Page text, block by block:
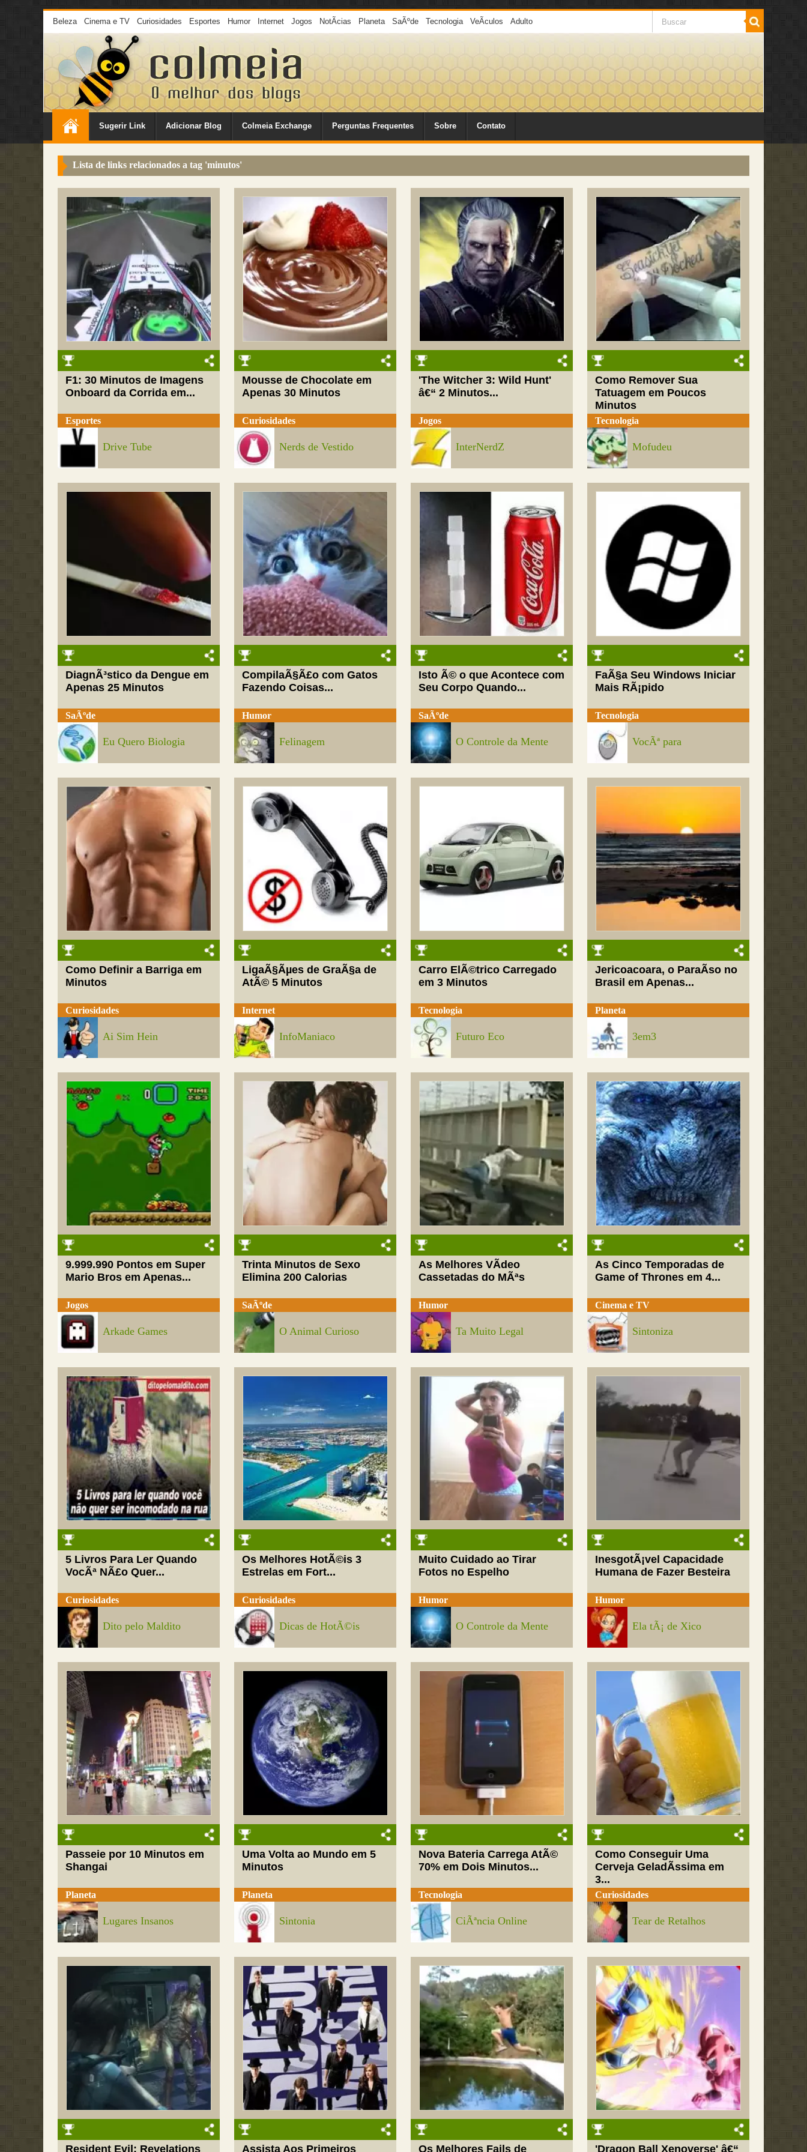
Beleza Cinema e TV Curiosidades Esportes Humor Internet Jogos NotÃ­cias Planeta SaÃºde Tecnologia VeÃ­culos Adulto
Sugerir Link Adicionar Blog Colmeia Exchange Perguntas Frequentes Sobre Contato
Lista de links relacionados a tag 'minutos'
F1: 30 Minutos de Imagens
Onboard da Corrida em...
Esportes
Drive Tube
Mousse de Chocolate em
Apenas 30 Minutos
Curiosidades
Nerds de Vestido
'The Witcher 3: Wild Hunt'
â€“ 2 Minutos...
Jogos
InterNerdZ
Como Remover Sua
Tatuagem em Poucos
Minutos
Tecnologia
Mofudeu
DiagnÃ³stico da Dengue em
Apenas 25 Minutos
SaÃºde
Eu Quero Biologia
CompilaÃ§Ã£o com Gatos
Fazendo Coisas...
Humor
Felinagem
Isto Ã© o que Acontece com
Seu Corpo Quando...
SaÃºde
O Controle da Mente
FaÃ§a Seu Windows Iniciar
Mais RÃ¡pido
Tecnologia
VocÃª para
Como Definir a Barriga em
Minutos
Curiosidades
Ai Sim Hein
LigaÃ§Ãµes de GraÃ§a de
AtÃ© 5 Minutos
Internet
InfoManiaco
Carro ElÃ©trico Carregado
em 3 Minutos
Tecnologia
Futuro Eco
Jericoacoara, o ParaÃ­so no
Brasil em Apenas...
Planeta
3em3
9.999.990 Pontos em Super
Mario Bros em Apenas...
Jogos
Arkade Games
Trinta Minutos de Sexo
Elimina 200 Calorias
SaÃºde
O Animal Curioso
As Melhores VÃ­deo
Cassetadas do MÃªs
Humor
Ta Muito Legal
As Cinco Temporadas de
Game of Thrones em 4...
Cinema e TV
Sintoniza
5 Livros Para Ler Quando
VocÃª NÃ£o Quer...
Curiosidades
Dito pelo Maldito
Os Melhores HotÃ©is 3
Estrelas em Fort...
Curiosidades
Dicas de HotÃ©is
Muito Cuidado ao Tirar
Fotos no Espelho
Humor
O Controle da Mente
InesgotÃ¡vel Capacidade
Humana de Fazer Besteira
Humor
Ela tÃ¡ de Xico
Passeie por 10 Minutos em
Shangai
Planeta
Lugares Insanos
Uma Volta ao Mundo em 5
Minutos
Planeta
Sintonia
Nova Bateria Carrega AtÃ©
70% em Dois Minutos...
Tecnologia
CiÃªncia Online
Como Conseguir Uma
Cerveja GeladÃ­ssima em
3...
Curiosidades
Tear de Retalhos
Resident Evil: Revelations Assista Aos Primeiros Os Melhores Fails de 'Dragon Ball Xenoverse' â€“